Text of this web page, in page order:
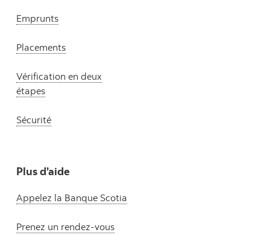
Emprunts
Placements
Vérification en deux
étapes
Sécurité
Plus d’aide
Appelez la Banque Scotia
Prenez un rendez-vous